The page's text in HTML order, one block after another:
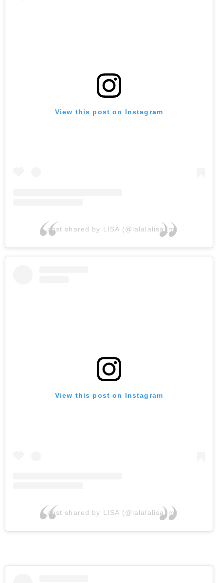
View this post on Instagram
A post shared by LISA (@lalalalisa_m)
View this post on Instagram
A post shared by LISA (@lalalalisa_m)